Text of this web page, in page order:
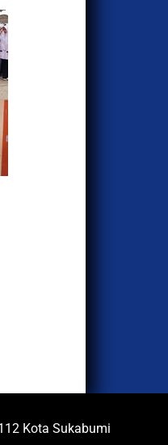
Kota Sukabumi